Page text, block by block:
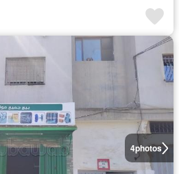
4photos